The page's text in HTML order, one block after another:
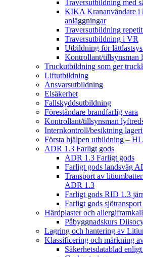
Traversutbildning med
KIKA Krananvändare i
anläggningar
Traversutbildning
Traversutbildning i VR
Utbildning för
Kontrollant/tillsynsman
Truckutbildning som ger
Liftutbildning
Ansvarsutbildning
Elsäkerhet
Fallskyddsutbildning
Föreståndare brandfarlig vara
Kontrollant/tillsynsman
Internkontroll/besiktning
Första hjälpen utbildning –
ADR 1.3 Farligt gods
ADR 1.3 Farligt gods
Farligt gods landsväg
Transport av
ADR 1.3
Farligt gods RID 1.3
Farligt gods
Härdplaster och
Påbyggnadskurs
Lagring och hantering av
Klassificering och märkning
Säkerhetsdatablad